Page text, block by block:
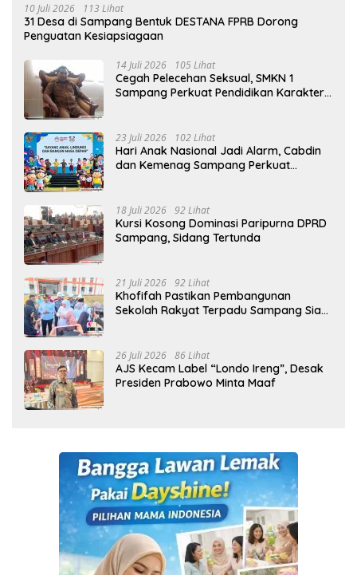
10 Juli 2026 113 Lihat
31 Desa di Sampang Bentuk DESTANA FPRB Dorong
Penguatan Kesiapsiagaan
14 Juli 2026 105 Lihat
Cegah Pelecehan Seksual, SMKN 1
Sampang Perkuat Pendidikan Karakter
23 Juli 2026 102 Lihat
Hari Anak Nasional Jadi Alarm, Cabdin
dan Kemenag Sampang Perkuat
18 Juli 2026 92 Lihat
Kursi Kosong Dominasi Paripurna DPRD
Sampang, Sidang Tertunda
21 Juli 2026 92 Lihat
Khofifah Pastikan Pembangunan
Sekolah Rakyat Terpadu Sampang Siap
26 Juli 2026 86 Lihat
AJS Kecam Label “Londo Ireng”, Desak
Presiden Prabowo Minta Maaf